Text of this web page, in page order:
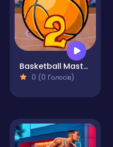
Basketball Master 2
0 (0 Голосів)